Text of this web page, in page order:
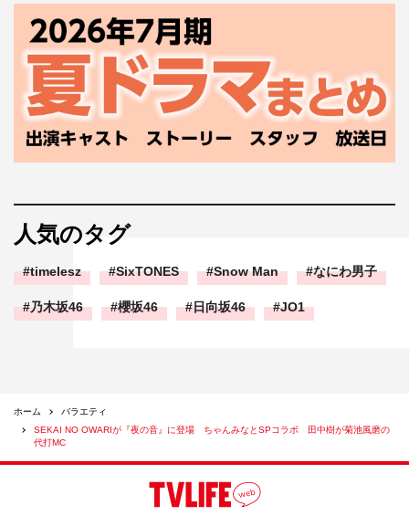
人気のタグ
timelesz SixTONES Snow Man なにわ男子
乃木坂46 櫻坂46 日向坂46 JO1
ホーム
バラエティ
SEKAI NO OWARIが『夜の音』に登場 ちゃんみなとSPコラボ 田中樹が菊池風磨の
代打MC